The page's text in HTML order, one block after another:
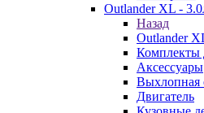
Outlander XL -
Назад
Outlander
Комплекты
Аксессуары
Выхлопная
Двигатель